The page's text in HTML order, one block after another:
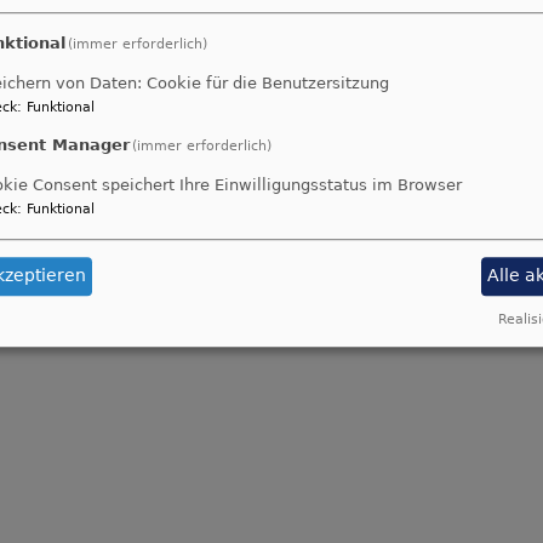
Informationen zu Umbaumaßnahmen im Bereich
in den letzten Jahren erfolgten.
(immer erforderlich)
von Daten: Cookie für die Benutzersitzung
: Funktional
Manager (immer erforderlich)
Consent speichert Ihre Einwilligungsstatus im Browser
: Funktional
Alle